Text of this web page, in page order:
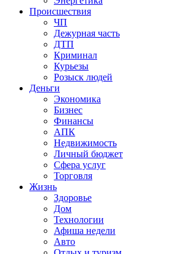
Происшествия
ЧП
Дежурная часть
ДТП
Криминал
Курьезы
Розыск людей
Деньги
Экономика
Бизнес
Финансы
АПК
Недвижимость
Личный бюджет
Сфера услуг
Торговля
Жизнь
Здоровье
Дом
Технологии
Афиша недели
Авто